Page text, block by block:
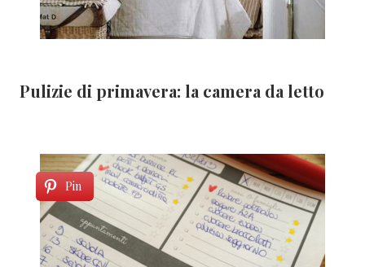
Pulizie di primavera: la camera da letto
Pin